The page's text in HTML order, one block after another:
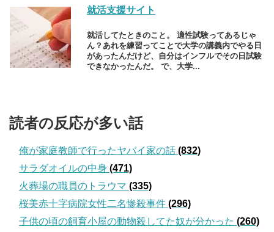
就活支援サイト
就活してたときのこと。 適性試験ってあるじゃ
ん？あれを練習ってことで大学の講義内でやる日
があったんだけど、自分はインフルでその日試験
できなかったんだ。 で、大学...
読者の反応が多い話
俺が家庭教師で行ったヤバイ家の話 (832)
サラダオイルの中身 (471)
火葬場の職員のトラウマ (335)
桜美赤十字病院女性二名惨殺事件 (296)
子供の頃の飼育小屋の動物殺してた奴が分かった (260)